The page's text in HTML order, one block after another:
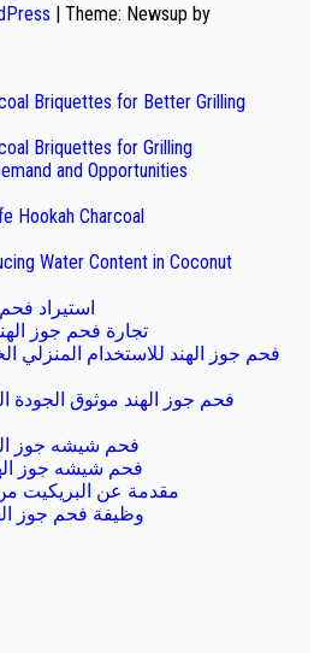
| Theme: Newsup by
Briquettes for Better Grilling
Briquettes for Grilling
and Opportunities
Hookah Charcoal
Water Content in Coconut
استيراد
تجارة فحم جوز
فحم جوز الهند للاستخدام المنزلي
فحم جوز الهند موثوق الجودة
فحم شيشه جوز
فحم شيشه جوز
مقدمة عن البريكيت من
وظيفة فحم جوز